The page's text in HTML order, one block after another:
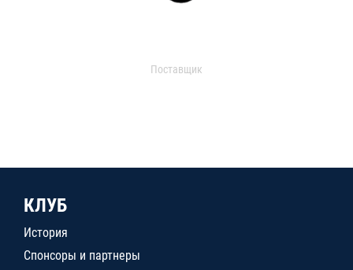
Поставщик
КЛУБ
История
Спонсоры и партнеры